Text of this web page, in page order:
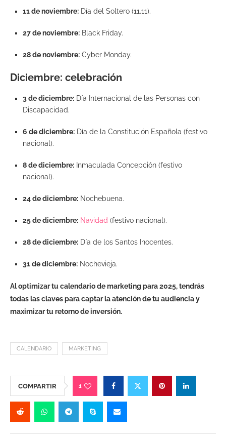
11 de noviembre: Día del Soltero (11.11).
27 de noviembre: Black Friday.
28 de noviembre: Cyber Monday.
Diciembre: celebración
3 de diciembre: Día Internacional de las Personas con
Discapacidad.
6 de diciembre: Día de la Constitución Española (festivo
nacional).
8 de diciembre: Inmaculada Concepción (festivo
nacional).
24 de diciembre: Nochebuena.
25 de diciembre: Navidad (festivo nacional).
28 de diciembre: Día de los Santos Inocentes.
31 de diciembre: Nochevieja.
Al optimizar tu calendario de marketing para 2025, tendrás
todas las claves para captar la atención de tu audiencia y
maximizar tu retorno de inversión.
CALENDARIO MARKETING
COMPARTIR 1